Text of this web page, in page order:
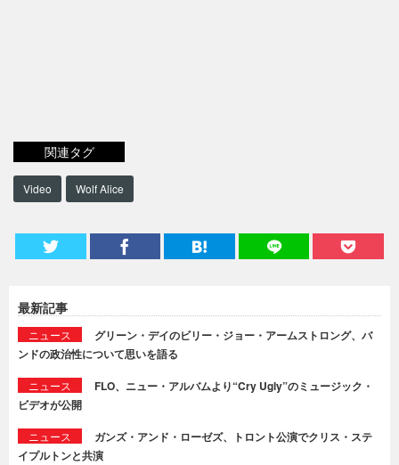
関連タグ
Video Wolf Alice
最新記事
ニュース
グリーン・デイのビリー・ジョー・アームストロング、バ
ンドの政治性について思いを語る
ニュース
FLO、ニュー・アルバムより“Cry Ugly”のミュージック・
ビデオが公開
ニュース
ガンズ・アンド・ローゼズ、トロント公演でクリス・ステ
イプルトンと共演